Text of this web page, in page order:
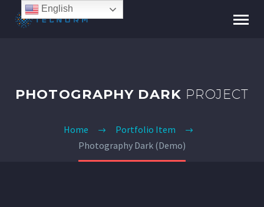
PHOTOGRAPHY DARK PROJECT
Home
Portfolio Item
Photography Dark (Demo)
English